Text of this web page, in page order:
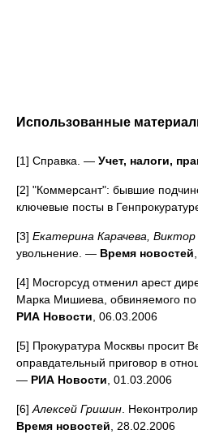
Использованные
[1] Справка. — Учет, налоги,
[2] "Коммерсант": бывшие
ключевые посты в
[3] Екатерина Карачева, Виктор
увольнение. — Время новостей
[4] Мосгорсуд отменил арест
Марка Мишиева, обвиняемого
РИА Новости , 06.03.2006
[5] Прокуратура Москвы просит
оправдательный приговор в
— РИА Новости , 01.03.2006
[6] Алексей Гришин .
Время новостей , 28.02.2006